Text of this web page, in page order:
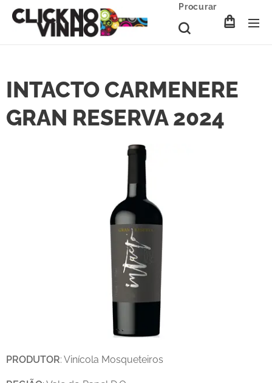
Procurar
INTACTO CARMENERE
GRAN RESERVA 2024
PRODUTOR: Vinícola Mosqueteiros